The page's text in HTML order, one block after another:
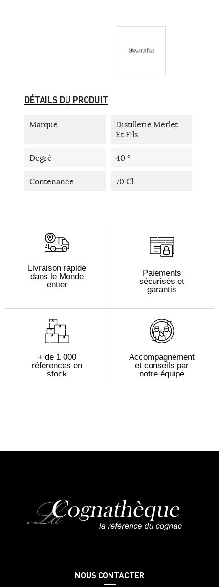
DÉTAILS DU PRODUIT
Marque
Distillerie Merlet
Et Fils
Degré 40 °
Contenance 70 Cl
Livraison rapide
dans le Monde
entier
Paiements
sécurisés et
garantis
+ de 1 000
références en
stock
Accompagnement
et conseils par
notre équipe
NOUS CONTACTER